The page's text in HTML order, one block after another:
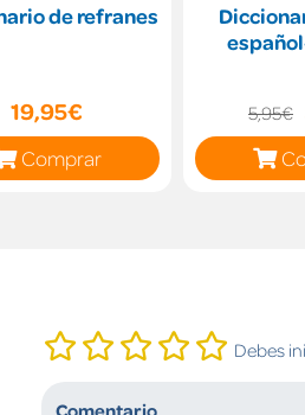
de refranes
19,95€
Comprar
5,95€
Debes